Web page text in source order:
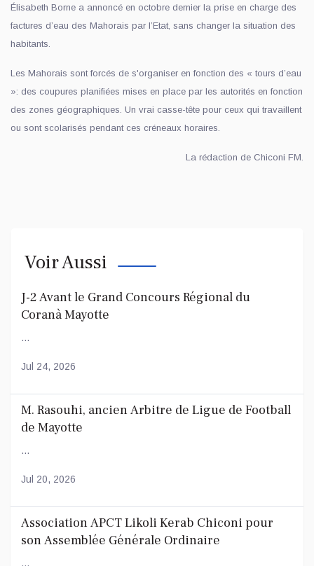
Élisabeth Borne a annoncé en octobre dernier la prise en charge des
factures d’eau des Mahorais par l’Etat, sans changer la situation des
habitants.
Les Mahorais sont forcés de s'organiser en fonction des « tours d’eau
»: des coupures planifiées mises en place par les autorités en fonction
des zones géographiques. Un vrai casse-tête pour ceux qui travaillent
ou sont scolarisés pendant ces créneaux horaires.
La rédaction de Chiconi FM.
Voir Aussi
J-2 Avant le Grand Concours Régional du
Coranà Mayotte
...
Jul 24, 2026
M. Rasouhi, ancien Arbitre de Ligue de Football
de Mayotte
...
Jul 20, 2026
Association APCT Likoli Kerab Chiconi pour
son Assemblée Générale Ordinaire
...